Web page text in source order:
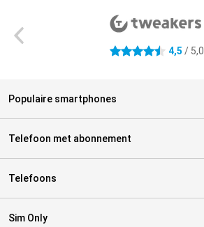
4.5 sterren 4,5 / 5,0
Populaire smartphones
Telefoon met abonnement
Telefoons
Sim Only